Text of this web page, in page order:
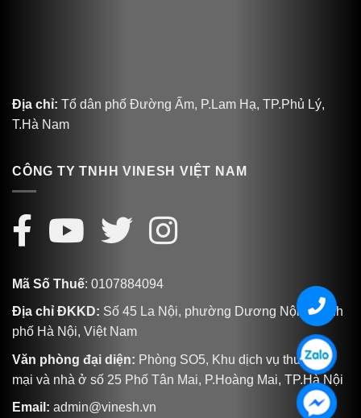
Địa chỉ: Tổ dân phố Đường Ấm, P.Lam Hạ, TP.Phủ Lý,
T.Hà Nam
CÔNG TY TNHH VINESH VIỆT NAM
Mã Số Thuế: 0107884094
Địa chỉ ĐKKD: Số 45 La Nội, phường Dương Nội, Thành
phố Hà Nội, Việt Nam
Văn phòng đại diện: Phòng SO5, Khu dịch vụ thương
mại và nhà ở số 25 Phố Tân Mai, P.Hoàng Mai, TP.Hà Nội
Email: admin@vinesh.vn